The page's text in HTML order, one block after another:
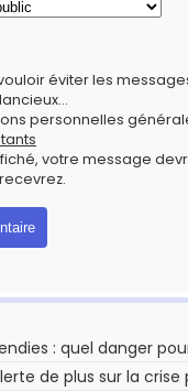
éviter les
personnelles
votre message
: quel danger
de plus sur la